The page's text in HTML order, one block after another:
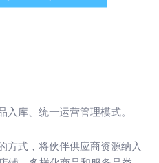
入库、统一运营管理模式。
方式，将伙伴供应商资源纳入